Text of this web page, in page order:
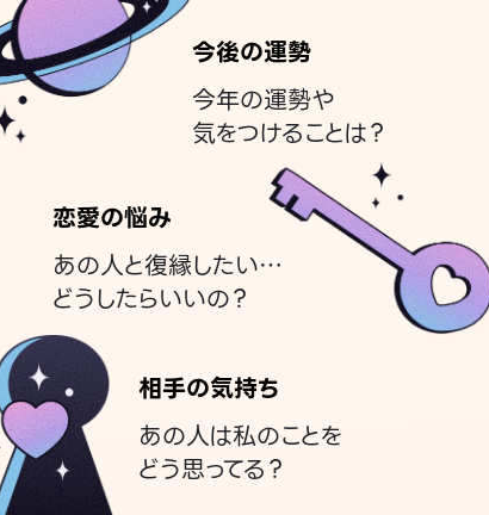
今後の運勢
今年の運勢や
気をつけることは？
恋愛の悩み
あの人と復縁したい…
どうしたらいいの？
相手の気持ち
あの人は私のことを
どう思ってる？